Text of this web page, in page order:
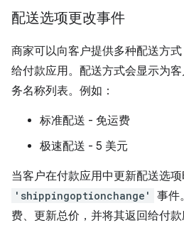
配送选项更改事件
商家可以向客户提供多种配送方
给付款应用。配送方式会显示为
务名称列表。例如：
标准配送 - 免运费
极速配送 - 5 美元
当客户在付款应用中更新配送选
'shippingoptionchange'
事件
费、更新总价，并将其返回给付款